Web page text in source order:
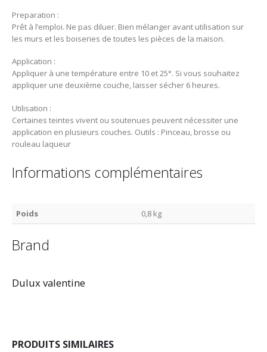
Preparation :
Prêt à l’emploi. Ne pas diluer. Bien mélanger avant utilisation sur
les murs et les boiseries de toutes les pièces de la maison.
Application :
Appliquer à une température entre 10 et 25°. Si vous souhaitez
appliquer une deuxième couche, laisser sécher 6 heures.
Utilisation :
Certaines teintes vivent ou soutenues peuvent nécessiter une
application en plusieurs couches. Outils : Pinceau, brosse ou
rouleau laqueur
Informations complémentaires
Poids 0,8 kg
Brand
Dulux valentine
PRODUITS SIMILAIRES